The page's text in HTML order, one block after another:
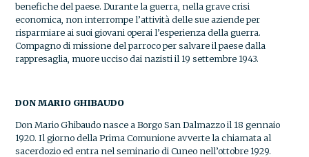
benefiche del paese. Durante la guerra, nella grave crisi
economica, non interrompe l’attività delle sue aziende per
risparmiare ai suoi giovani operai l’esperienza della guerra.
Compagno di missione del parroco per salvare il paese dalla
rappresaglia, muore ucciso dai nazisti il 19 settembre 1943.
DON MARIO GHIBAUDO
Don Mario Ghibaudo nasce a Borgo San Dalmazzo il 18 gennaio
1920. Il giorno della Prima Comunione avverte la chiamata al
sacerdozio ed entra nel seminario di Cuneo nell’ottobre 1929.